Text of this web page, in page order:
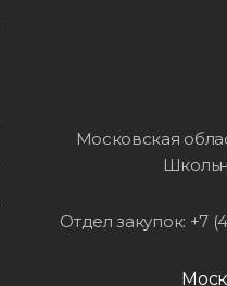
Московская
Отдел закупок: +7